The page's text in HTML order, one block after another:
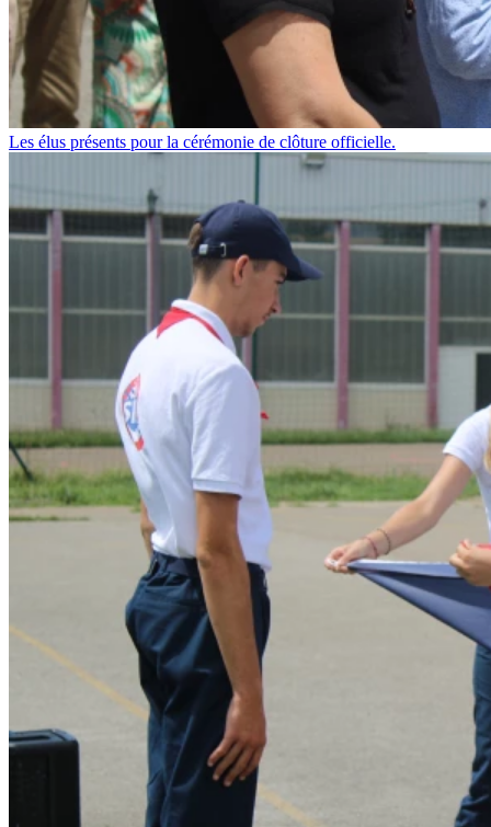
Les élus présents pour la cérémonie de clôture officielle.